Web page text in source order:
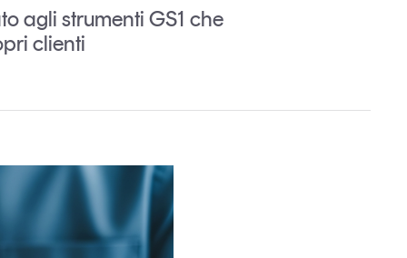
Tendenze
Leggi il magazine
agli strumenti GS1 che
clienti